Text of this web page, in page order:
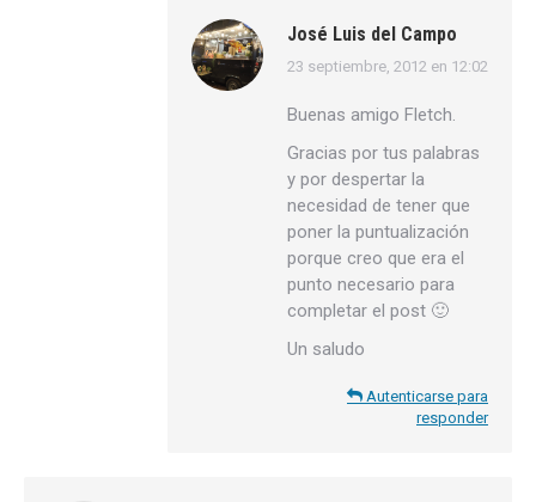
José Luis del Campo
dice:
23 septiembre, 2012 en 12:02
Buenas amigo Fletch.
Gracias por tus palabras
y por despertar la
necesidad de tener que
poner la puntualización
porque creo que era el
punto necesario para
completar el post 🙂
Un saludo
Autenticarse para
responder